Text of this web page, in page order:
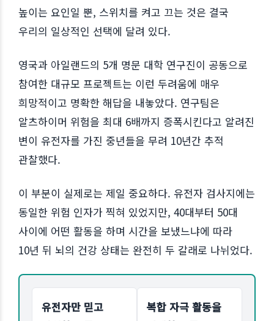
높이는 요인일 뿐, 스위치를 켜고 끄는 것은 결국
우리의 일상적인 선택에 달려 있다.
영국과 아일랜드의 5개 명문 대학 연구진이 공동으로
참여한 대규모 프로젝트는 이런 두려움에 매우
희망적이고 명확한 해답을 내놓았다. 연구팀은
알츠하이머 위험을 최대 6배까지 증폭시킨다고 알려진
변이 유전자를 가진 중년들을 무려 10년간 추적
관찰했다.
이 부분이 실제로는 제일 중요하다. 유전자 검사지에는
동일한 위험 인자가 찍혀 있었지만, 40대부터 50대
사이에 어떤 활동을 하며 시간을 보냈느냐에 따라
10년 뒤 뇌의 건강 상태는 완전히 두 갈래로 나뉘었다.
유전자만 믿고
복합 자극 활동을